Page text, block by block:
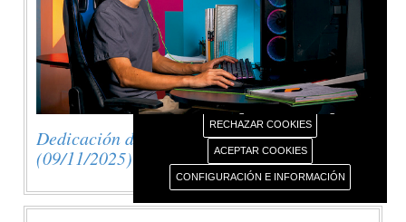
Dedicación de la Basílica de Letrán
(09/11/2025)
carácter personal de los usuarios sin su
conocimiento.
Sin embargo, contiene enlaces a sitios web de
terceros con políticas de privacidad ajenas este
portal web que usted podrá decidir si acepta o no
cuando acceda a ellos.
Más información sobre el uso de nuestras cookies.
RECHAZAR COOKIES
ACEPTAR COOKIES
CONFIGURACIÓN E INFORMACIÓN